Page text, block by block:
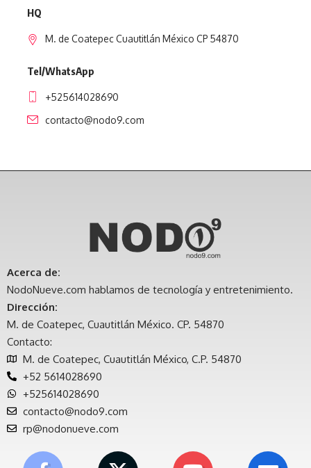
HQ
M. de Coatepec Cuautitlán México CP 54870
Tel/WhatsApp
+525614028690
contacto@nodo9.com
Acerca de:
NodoNueve.com hablamos de tecnología y entretenimiento.
Dirección:
M. de Coatepec, Cuautitlán México. CP. 54870
Contacto:
M. de Coatepec, Cuautitlán México, C.P. 54870
+52 5614028690
+525614028690
contacto@nodo9.com
rp@nodonueve.com